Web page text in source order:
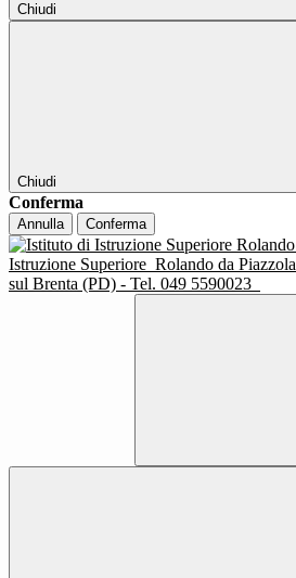
Chiudi
Chiudi
Conferma
Annulla Conferma
Istruzione Superiore Rolando da Piazzola
sul Brenta (PD) - Tel. 049 5590023